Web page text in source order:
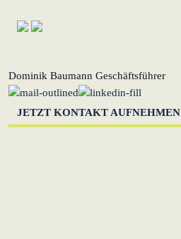
Dominik Baumann Geschäftsführer
JETZT KONTAKT AUFNEHMEN